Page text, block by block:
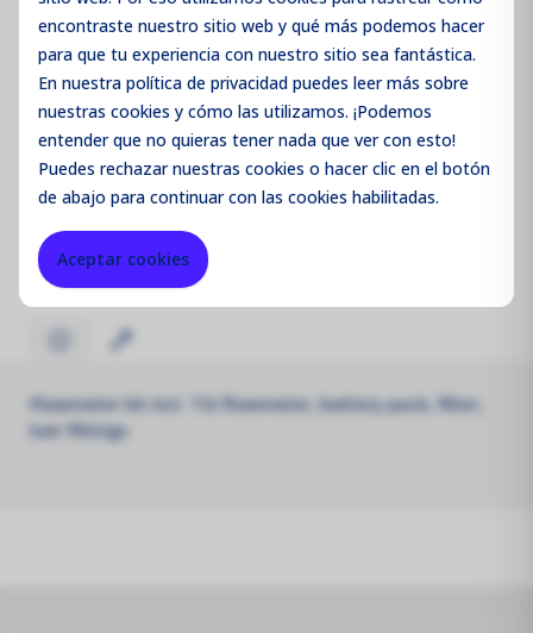
encontraste nuestro sitio web y qué más podemos hacer
para que tu experiencia con nuestro sitio sea fantástica.
En nuestra política de privacidad puedes leer más sobre
nuestras cookies y cómo las utilizamos. ¡Podemos
entender que no quieras tener nada que ver con esto!
Puedes rechazarnuestras cookies o hacer clic en el botón
de abajo para continuar con las cookies habilitadas.
Aceptar cookies
Iniciar sesión / Registrarse
Código de producto: AQMR7
Merk:
Flowmeter kit incl. TSI flowmeter, battery pack, filter,
luer fittings